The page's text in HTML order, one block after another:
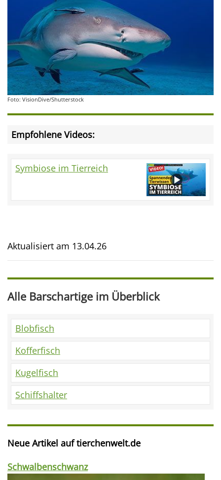
Foto: VisionDive/Shutterstock
Empfohlene Videos:
Symbiose im Tierreich
Aktualisiert am 13.04.26
Alle Barschartige im Überblick
Blobfisch
Kofferfisch
Kugelfisch
Schiffshalter
Neue Artikel auf tierchenwelt.de
Schwalbenschwanz